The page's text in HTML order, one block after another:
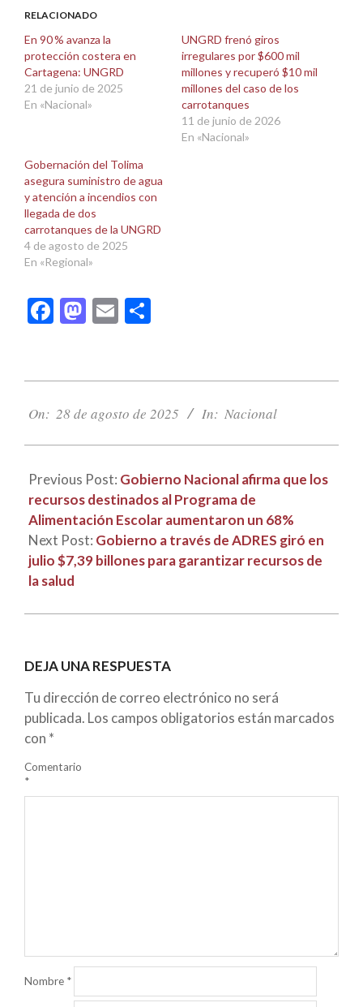
abre
una
ventana
nueva)
abre
una
ventana
nueva)
RELACIONADO
En 90 % avanza la
protección costera en
Cartagena: UNGRD
21 de junio de 2025
En «Nacional»
UNGRD frenó giros
irregulares por $600 mil
millones y recuperó $10 mil
millones del caso de los
carrotanques
11 de junio de 2026
En «Nacional»
Gobernación del Tolima
asegura suministro de agua
y atención a incendios con
llegada de dos
carrotanques de la UNGRD
4 de agosto de 2025
En «Regional»
Facebook
Mastodon
Email
08-
On: 28 de agosto de 2025 In: Nacional
Previous Post: Gobierno Nacional afirma que los
recursos destinados al Programa de
Alimentación Escolar aumentaron un 68%
Next Post: Gobierno a través de ADRES giró en
julio $7,39 billones para garantizar recursos de
la salud
DEJA UNA RESPUESTA
Tu dirección de correo electrónico no será
publicada. Los campos obligatorios están marcados
con *
Comentario
*
Nombre *